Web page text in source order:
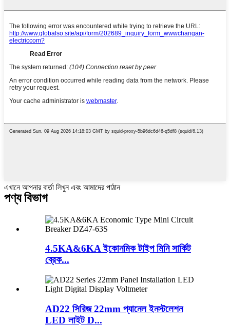
এখানে আপনার বার্তা লিখুন এবং আমাদের পাঠান
পণ্য বিভাগ
4.5KA&6KA ইকোনমিক টাইপ মিনি সার্কিট
ব্রেক...
AD22 সিরিজ 22mm প্যানেল ইনস্টলেশন
LED লাইট D...